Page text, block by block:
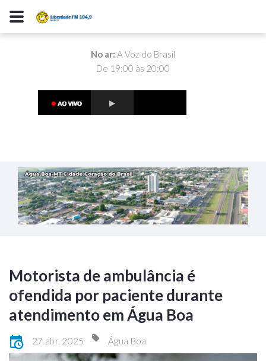
No ar: A Voz do Brasil
De 19:00 às 20:00
Motorista de ambulância é
ofendida por paciente durante
atendimento em Água Boa
27 abr, 2025 Água Boa